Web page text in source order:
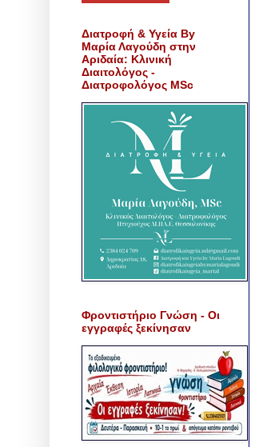
Διατροφή & Υγεία By
Μαρία Λαγούδη στην
Αριδαία: Κλινική
Διαιτολόγος -
Διατροφολόγος MSc
Φροντιστήριο Γνώση - Οι
εγγραφές ξεκίνησαν